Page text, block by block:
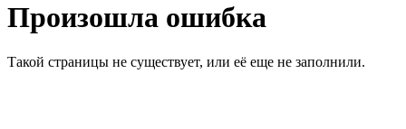
Произошла ошибка
Такой страницы не существует, или её еще не заполнили.